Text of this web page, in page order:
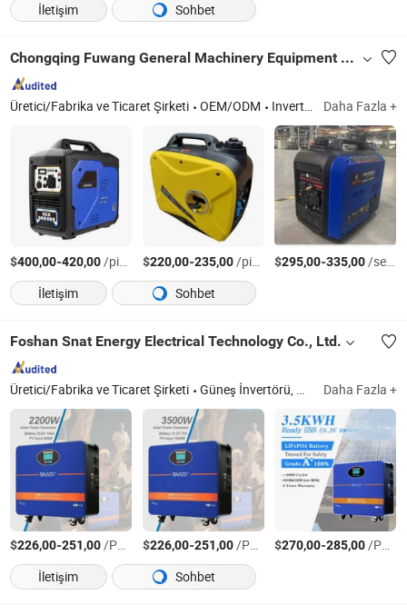
İletişim
Sohbet
Chongqing Fuwang General Machinery Equipment Co., Ltd.
Üretici/Fabrika ve Ticaret Şirketi OEM/ODM Invertör Jeneratör, Jeneratör Setleri, Dizel ve Benzinli Jeneratör Daha Fazla +
$400,00-420,00/pieces $220,00-235,00/pieces $295,00-335,00/sets
İletişim
Sohbet
Foshan Snat Energy Electrical Technology Co., Ltd.
Üretici/Fabrika ve Ticaret Şirketi Güneş İnvertörü, Güneş Kontrol Cihazı, Kesintisiz Güç Kaynağı Daha Fazla +
$226,00-251,00/Parça $226,00-251,00/Parça $270,00-285,00/Parça
İletişim
Sohbet